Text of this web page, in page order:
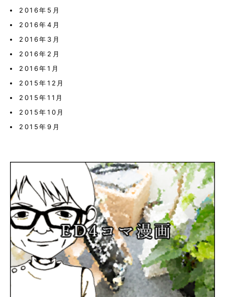
2016年5月
2016年4月
2016年3月
2016年2月
2016年1月
2015年12月
2015年11月
2015年10月
2015年9月